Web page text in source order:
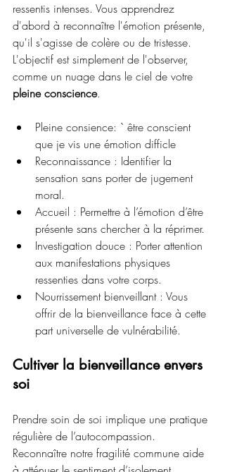
ressentis intenses. Vous apprendrez
d'abord à reconnaître l'émotion présente,
qu'il s'agisse de colère ou de tristesse.
L'objectif est simplement de l'observer,
comme un nuage dans le ciel de votre
pleine conscience.
Pleine consience: ` être conscient
que je vis une émotion difficle
Reconnaissance : Identifier la
sensation sans porter de jugement
moral.
Accueil : Permettre à l’émotion d’être
présente sans chercher à la réprimer.
Investigation douce : Porter attention
aux manifestations physiques
ressenties dans votre corps.
Nourrissement bienveillant : Vous
offrir de la bienveillance face à cette
part universelle de vulnérabilité.
Cultiver la bienveillance envers
soi
Prendre soin de soi implique une pratique
régulière de l’autocompassion.
Reconnaître notre fragilité commune aide